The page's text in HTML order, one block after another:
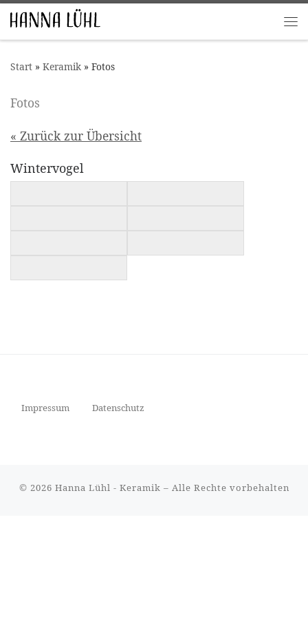
Zum Inhalt springen
Start » Keramik » Fotos
Fotos
« Zurück zur Übersicht
Wintervogel
Impressum Datenschutz
© 2026 Hanna Lühl - Keramik – Alle Rechte vorbehalten